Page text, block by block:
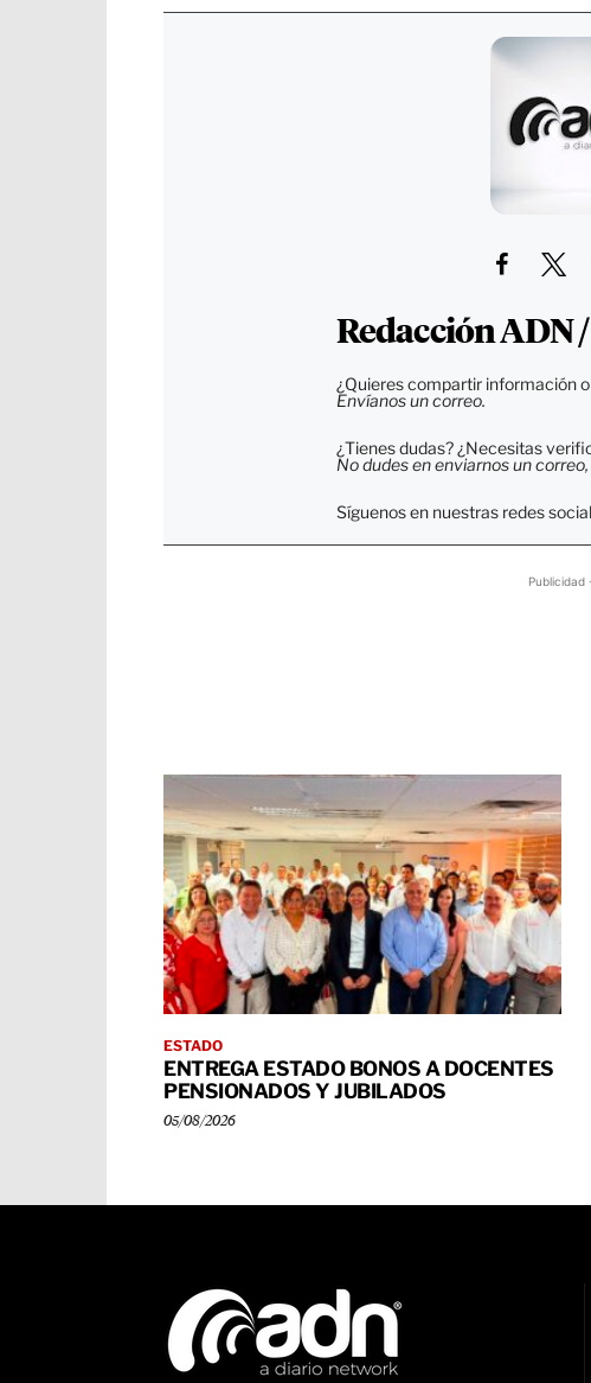
Redacción ADN
¿Quieres compartir información
Envíanos un correo.
¿Tienes dudas? ¿Necesitas
No dudes en enviarnos un
Síguenos en nuestras redes
Publicidad
ESTADO
ENTREGA ESTADO BONOS A DOCENTES
PENSIONADOS Y JUBILADOS
05/08/2026